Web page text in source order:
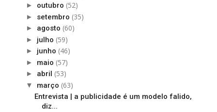
► outubro (52)
► setembro (35)
► agosto (60)
► julho (59)
► junho (46)
► maio (57)
► abril (53)
▼ março (63)
Entrevista | a publicidade é um modelo falido,
diz...